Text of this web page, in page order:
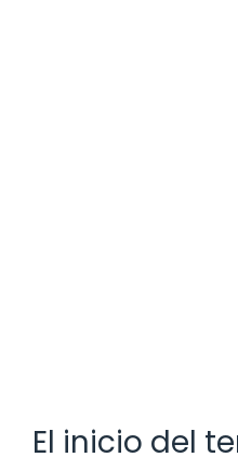
El inicio del